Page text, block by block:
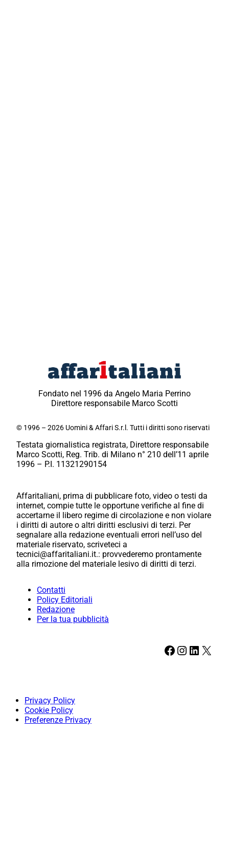
Fondato nel 1996 da Angelo Maria Perrino
Direttore responsabile Marco Scotti
© 1996 – 2026 Uomini & Affari S.r.l. Tutti i diritti sono riservati
Testata giornalistica registrata, Direttore responsabile
Marco Scotti, Reg. Trib. di Milano n° 210 dell’11 aprile
1996 – P.I. 11321290154
Affaritaliani, prima di pubblicare foto, video o testi da
internet, compie tutte le opportune verifiche al fine di
accertarne il libero regime di circolazione e non violare
i diritti di autore o altri diritti esclusivi di terzi. Per
segnalare alla redazione eventuali errori nell’uso del
materiale riservato, scriveteci a
tecnici@affaritaliani.it.: provvederemo prontamente
alla rimozione del materiale lesivo di diritti di terzi.
Contatti
Policy Editoriali
Redazione
Per la tua pubblicità
Facebook Instagram LinkedIn X
Privacy Policy
Cookie Policy
Preferenze Privacy